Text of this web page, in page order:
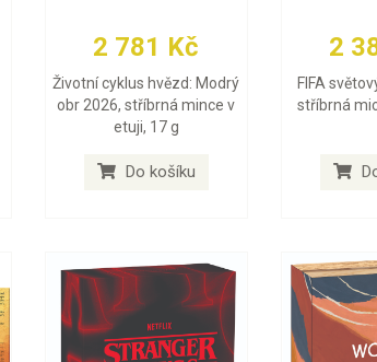
2 781 Kč
Životní cyklus hvězd: Modrý
obr 2026, stříbrná mince v
etuji, 17 g
Do košíku
2
FIFA
stříbrná